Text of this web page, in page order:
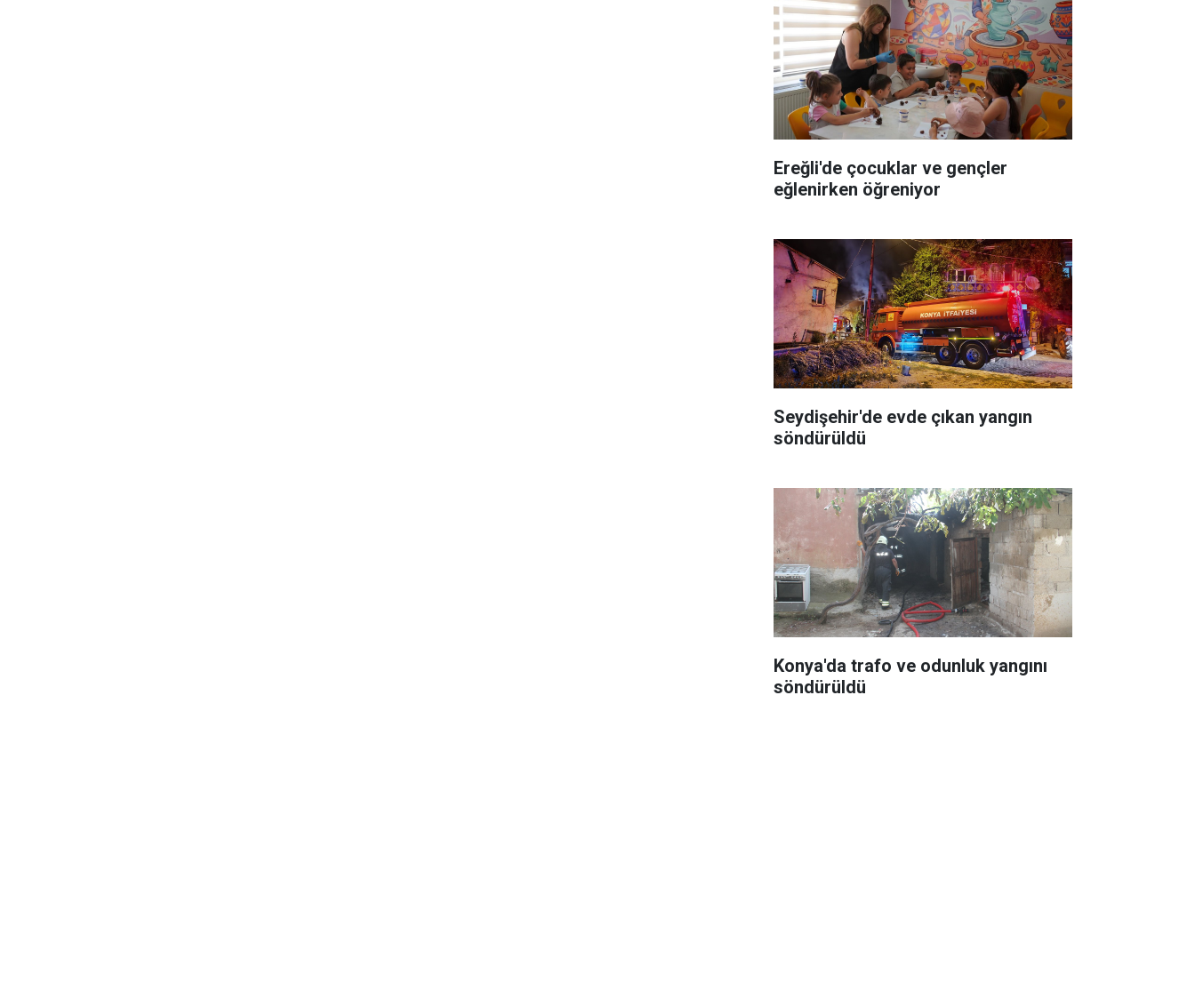
Ereğli'de çocuklar ve gençler
eğlenirken öğreniyor
Seydişehir'de evde çıkan yangın
söndürüldü
Konya'da trafo ve odunluk yangını
söndürüldü